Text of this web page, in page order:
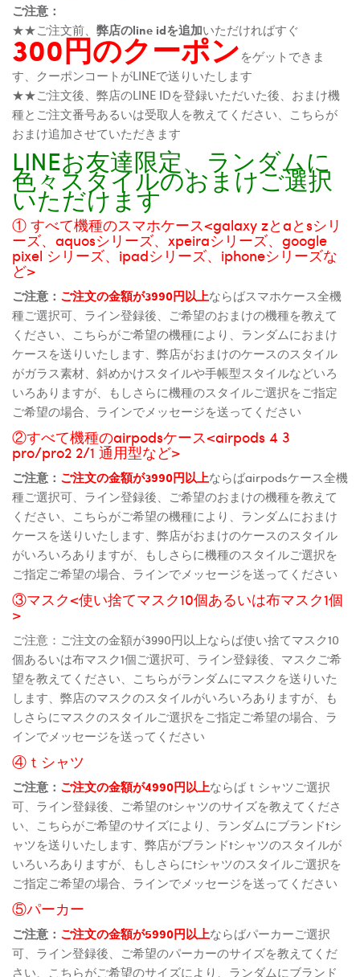
ご注意：
★★ご注文前、 弊店のline idを追加いただければすぐ
300円のクーポンをゲットできま
す、クーポンコートがLINEで送りいたします
★★ご注文後、弊店のLINE IDを登録いただいた後、おまけ機
種とご注文番号あるいは受取人を教えてください、こちらが
おまけ追加させていただきます
LINEお友達限定、ランダムに
色々スタイルのおまけご選択
いただけます
① すべて機種のスマホケース<galaxy zとaとsシリ
ーズ、aquosシリーズ、xpeiraシリーズ、google
pixel シリーズ、ipadシリーズ、iphoneシリーズな
ど>
ご注意： ご注文の金額が3990円以上ならばスマホケース全機
種ご選択可、ライン登録後、ご希望のおまけの機種を教えて
ください、こちらがご希望の機種により、ランダムにおまけ
ケースを送りいたします、弊店がおまけのケースのスタイル
がガラス素材、斜めかけスタイルや手帳型スタイルなどいろ
いろありますが、もしさらに機種のスタイルご選択をご指定
ご希望の場合、ラインでメッセージを送ってください
②すべて機種のairpodsケース<airpods 4 3
pro/pro2 2/1 通用型など>
ご注意： ご注文の金額が3990円以上ならばairpodsケース全機
種ご選択可、ライン登録後、ご希望のおまけの機種を教えて
ください、こちらがご希望の機種により、ランダムにおまけ
ケースを送りいたします、弊店がおまけのケースのスタイル
がいろいろありますが、もしさらに機種のスタイルご選択を
ご指定ご希望の場合、ラインでメッセージを送ってください
③マスク<使い捨てマスク10個あるいは布マスク1個
>
ご注意：ご注文の金額が3990円以上ならば使い捨てマスク10
個あるいは布マスク1個ご選択可、ライン登録後、マスクご希
望を教えてください、こちらがランダムにマスクを送りいた
します、弊店のマスクのスタイルがいろいろありますが、も
しさらにマスクのスタイルご選択をご指定ご希望の場合、ラ
インでメッセージを送ってください
④ｔシャツ
ご注意： ご注文の金額が4990円以上ならばｔシャツご選択
可、ライン登録後、ご希望のtシャツのサイズを教えてくださ
い、こちらがご希望のサイズにより、ランダムにブランドtシ
ャツを送りいたします、弊店がブランドtシャツのスタイルが
いろいろありますが、もしさらにtシャツのスタイルご選択を
ご指定ご希望の場合、ラインでメッセージを送ってください
⑤パーカー
ご注意： ご注文の金額が5990円以上ならばパーカーご選択
可、ライン登録後、ご希望のパーカーのサイズを教えてくだ
さい、こちらがご希望のサイズにより、ランダムにブランド